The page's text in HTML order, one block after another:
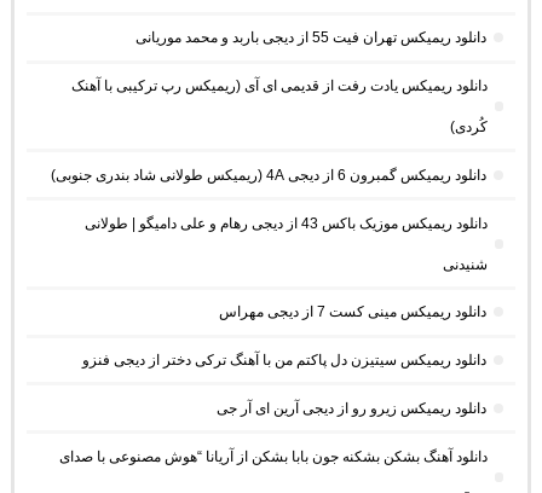
دانلود ریمیکس تهران فیت 55 از دیجی باربد و محمد موریانی
دانلود ریمیکس یادت رفت از قدیمی ای آی (ریمیکس رپ ترکیبی با آهنک
کُردی)
دانلود ریمیکس گمبرون 6 از دیجی 4A (ریمیکس طولانی شاد بندری جنوبی)
دانلود ریمیکس موزیک باکس 43 از دیجی رهام و علی دامیگو | طولانی
شنیدنی
دانلود ریمیکس مینی کست 7 از دیجی مهراس
دانلود ریمیکس سیتیزن دل پاکتم من با آهنگ ترکی دختر از دیجی فنزو
دانلود ریمیکس زیرو رو از دیجی آرین ای آر جی
دانلود آهنگ بشکن بشکنه جون بابا بشکن از آریانا “هوش مصنوعی با صدای